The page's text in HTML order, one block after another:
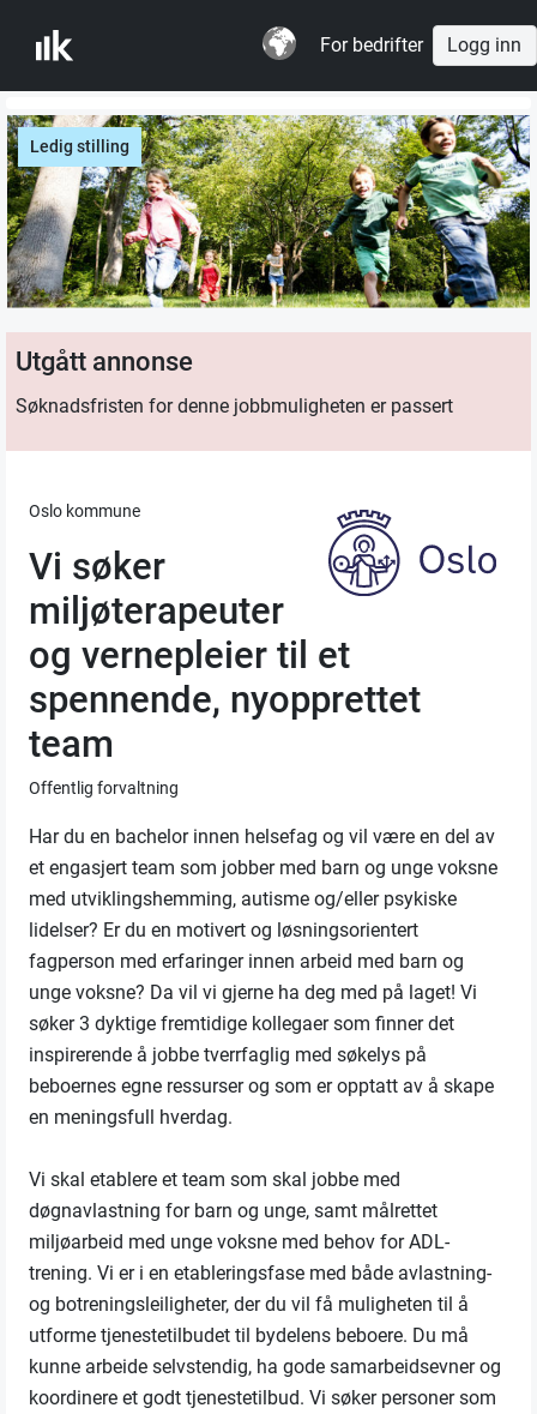
For bedrifter Logg inn
Ledig stilling
Utgått annonse
Søknadsfristen for denne jobbmuligheten er passert
Oslo kommune
Vi søker
miljøterapeuter
og vernepleier til et
spennende, nyopprettet
team
Offentlig forvaltning
Har du en bachelor innen helsefag og vil være en del av
et engasjert team som jobber med barn og unge voksne
med utviklingshemming, autisme og/eller psykiske
lidelser? Er du en motivert og løsningsorientert
fagperson med erfaringer innen arbeid med barn og
unge voksne? Da vil vi gjerne ha deg med på laget! Vi
søker 3 dyktige fremtidige kollegaer som finner det
inspirerende å jobbe tverrfaglig med søkelys på
beboernes egne ressurser og som er opptatt av å skape
en meningsfull hverdag.
Vi skal etablere et team som skal jobbe med
døgnavlastning for barn og unge, samt målrettet
miljøarbeid med unge voksne med behov for ADL-
trening. Vi er i en etableringsfase med både avlastning-
og botreningsleiligheter, der du vil få muligheten til å
utforme tjenestetilbudet til bydelens beboere. Du må
kunne arbeide selvstendig, ha gode samarbeidsevner og
koordinere et godt tjenestetilbud. Vi søker personer som